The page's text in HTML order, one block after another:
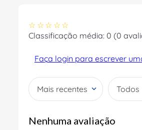
☆ ☆ ☆ ☆ ☆
Classificação média: 0 (0
Faça login para escrever
Mais recentes Todos
Nenhuma avaliação